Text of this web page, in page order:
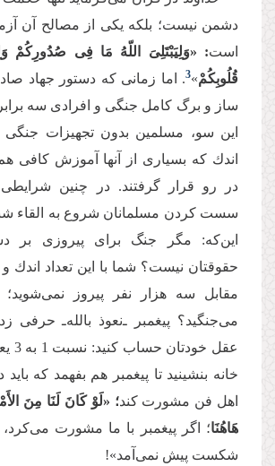
دشمن نیست؛ بلكه یكی از مصالح آن
است: «وَلِیَبْتَلِیَ اللّهُ مَا فِی صُدُورِكُمْ
قُلُوبِكُمْ»
3. اما زمانی كه دستور جهاد
ساز و برگ کامل جنگی و افرادی سه
این سو، مسلمین بدون تجهیزات جنگی
اندك كه بسیاری از آنها آموزش کافی هم
در رو قرار گرفتند. در چنین
سست كردن مسلمانان شروع به القاء
این‌كه: مگر جنگ برای پیروزی بر
حقوقتان نیست؟ شما با این تعداد اندك
مقابل سه هزار نفر پیروز
می‌جنگید؟ پیغمبر ـ‌نعوذ بالله‌ـ‌ حرفی
خانه بنشینید تا پیغمبر هم بفهمد که
اهل فن مشورت کند؛ «لَوْ كَانَ لَنَا مِنَ
هَاهُنَا؛ اگر پیغمبر با ما مشورت
شکست پیش نمی‌آمد»!